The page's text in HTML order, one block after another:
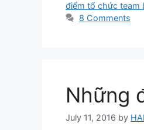
điểm tổ chức team
8 Comments
Những
July 11, 2016 by